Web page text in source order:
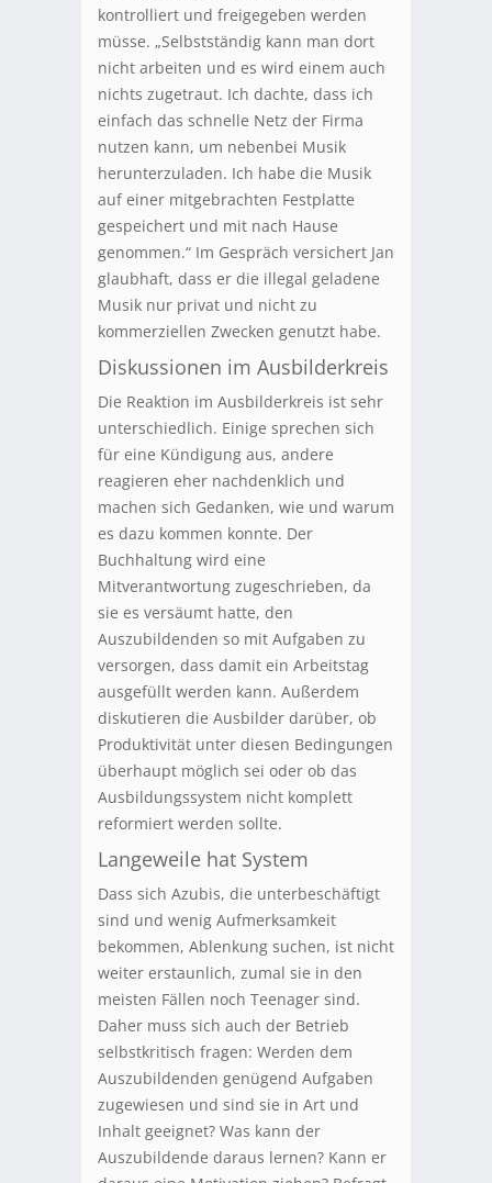
kontrolliert und freigegeben werden
müsse. „Selbstständig kann man dort
nicht arbeiten und es wird einem auch
nichts zugetraut. Ich dachte, dass ich
einfach das schnelle Netz der Firma
nutzen kann, um nebenbei Musik
herunterzuladen. Ich habe die Musik
auf einer mitgebrachten Festplatte
gespeichert und mit nach Hause
genommen.“ Im Gespräch versichert Jan
glaubhaft, dass er die illegal geladene
Musik nur privat und nicht zu
kommerziellen Zwecken genutzt habe.
Diskussionen im Ausbilderkreis
Die Reaktion im Ausbilderkreis ist sehr
unterschiedlich. Einige sprechen sich
für eine Kündigung aus, andere
reagieren eher nachdenklich und
machen sich Gedanken, wie und warum
es dazu kommen konnte. Der
Buchhaltung wird eine
Mitverantwortung zugeschrieben, da
sie es versäumt hatte, den
Auszubildenden so mit Aufgaben zu
versorgen, dass damit ein Arbeitstag
ausgefüllt werden kann. Außerdem
diskutieren die Ausbilder darüber, ob
Produktivität unter diesen Bedingungen
überhaupt möglich sei oder ob das
Ausbildungssystem nicht komplett
reformiert werden sollte.
Langeweile hat System
Dass sich Azubis, die unterbeschäftigt
sind und wenig Aufmerksamkeit
bekommen, Ablenkung suchen, ist nicht
weiter erstaunlich, zumal sie in den
meisten Fällen noch Teenager sind.
Daher muss sich auch der Betrieb
selbstkritisch fragen: Werden dem
Auszubildenden genügend Aufgaben
zugewiesen und sind sie in Art und
Inhalt geeignet? Was kann der
Auszubildende daraus lernen? Kann er